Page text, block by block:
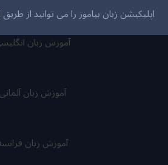
اپلیکیشن زبان بیاموز را می توانید از طریق
آموزش زبان
آموزش زبان آلمانی
آموزش زبان